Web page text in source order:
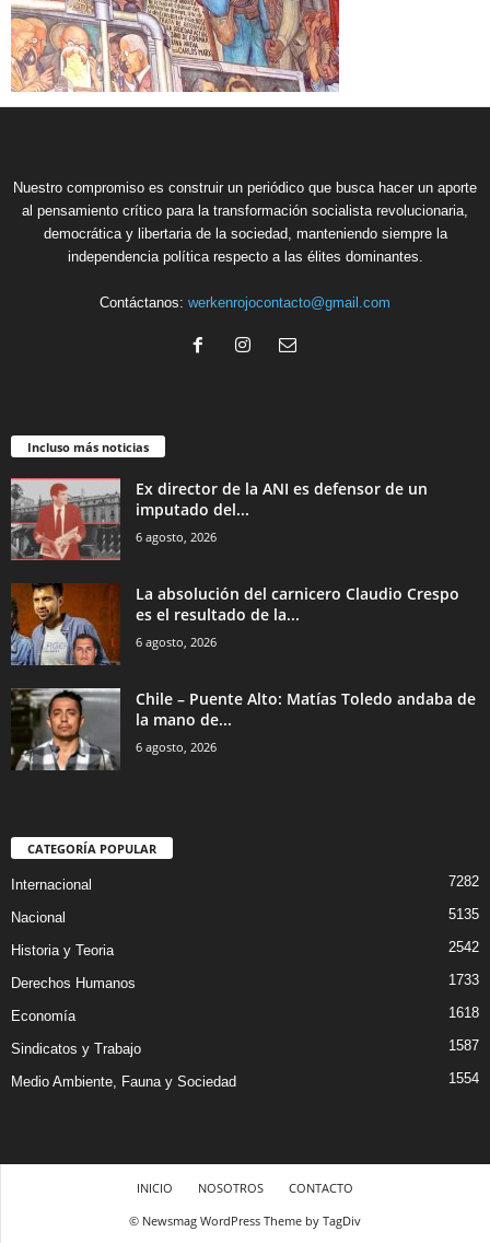
Nuestro compromiso es construir un periódico que busca hacer un aporte
al pensamiento crítico para la transformación socialista revolucionaria,
democrática y libertaria de la sociedad, manteniendo siempre la
independencia política respecto a las élites dominantes.
Contáctanos: werkenrojocontacto@gmail.com
Incluso más noticias
Ex director de la ANI es defensor de un
imputado del...
6 agosto, 2026
La absolución del carnicero Claudio Crespo
es el resultado de la...
6 agosto, 2026
Chile – Puente Alto: Matías Toledo andaba de
la mano de...
6 agosto, 2026
CATEGORÍA POPULAR
Internacional 7282
Nacional 5135
Historia y Teoria 2542
Derechos Humanos 1733
Economía 1618
Sindicatos y Trabajo 1587
Medio Ambiente, Fauna y Sociedad 1554
INICIO NOSOTROS
CONTACTO
© Newsmag WordPress Theme by TagDiv